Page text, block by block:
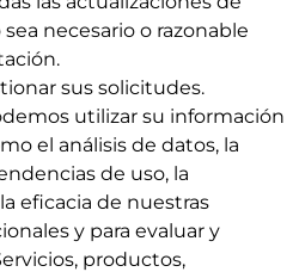
necesario o razonable
sus solicitudes.
utilizar su información
el análisis de datos, la
de uso, la
eficacia de nuestras
y para evaluar y
productos,